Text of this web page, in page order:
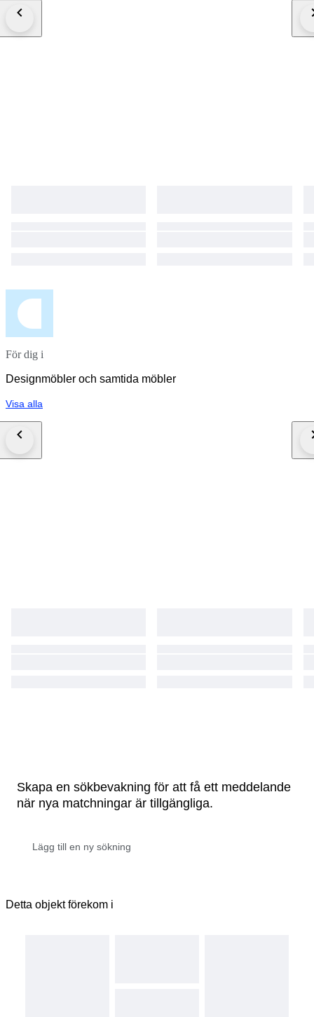
För dig i
Designmöbler och samtida möbler
Visa alla
Skapa en sökbevakning för att få ett meddelande
när nya matchningar är tillgängliga.
Detta objekt förekom i